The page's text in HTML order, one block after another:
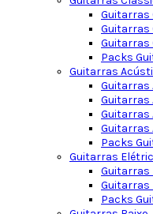
Guitarras
Guitarras
Guitarras
Packs
Guitarras
Guitarras
Guitarras
Guitarras
Guitarras
Packs
Guitarras
Guitarras
Guitarras
Packs